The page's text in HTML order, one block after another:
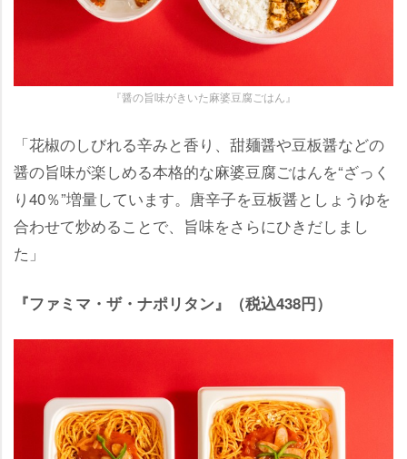
『醤の旨味がきいた麻婆豆腐ごはん』
「花椒のしびれる辛みと香り、甜麺醤や豆板醤などの
醤の旨味が楽しめる本格的な麻婆豆腐ごはんを“ざっく
り40％”増量しています。唐辛子を豆板醤としょうゆを
合わせて炒めることで、旨味をさらにひきだしまし
た」
『ファミマ・ザ・ナポリタン』（税込438円）